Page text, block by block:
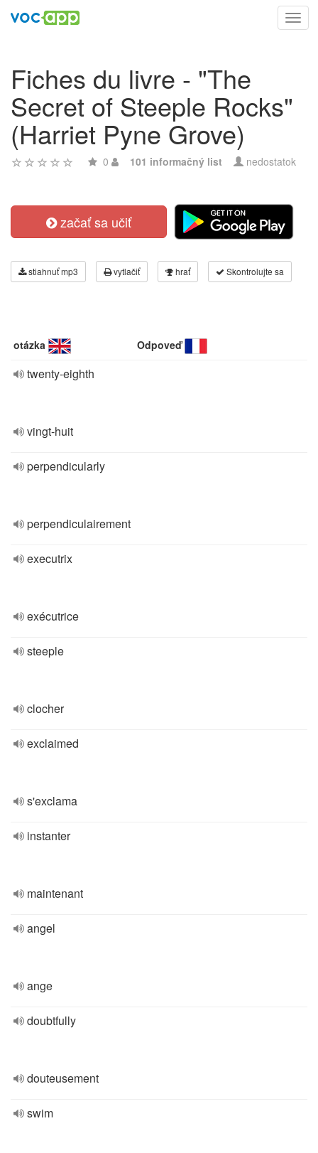
Fiches du livre - "The
Secret of Steeple Rocks"
(Harriet Pyne Grove)
0 101 informačný list nedostatok
začať sa učiť
stiahnuť mp3 vytlačiť hrať Skontrolujte sa
otázka Odpoveď
twenty-eighth
vingt-huit
perpendicularly
perpendiculairement
executrix
exécutrice
steeple
clocher
exclaimed
s'exclama
instanter
maintenant
angel
ange
doubtfully
douteusement
swim